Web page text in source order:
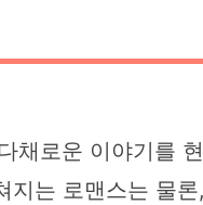
채로운 이야기를
는 로맨스는 물